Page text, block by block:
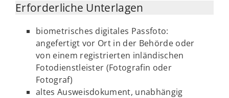
Erforderliche Unterlagen
biometrisches digitales Passfoto:
angefertigt vor Ort in der Behörde oder
von einem registrierten inländischen
Fotodienstleister (Fotografin oder
Fotograf)
altes Ausweisdokument, unabhängig